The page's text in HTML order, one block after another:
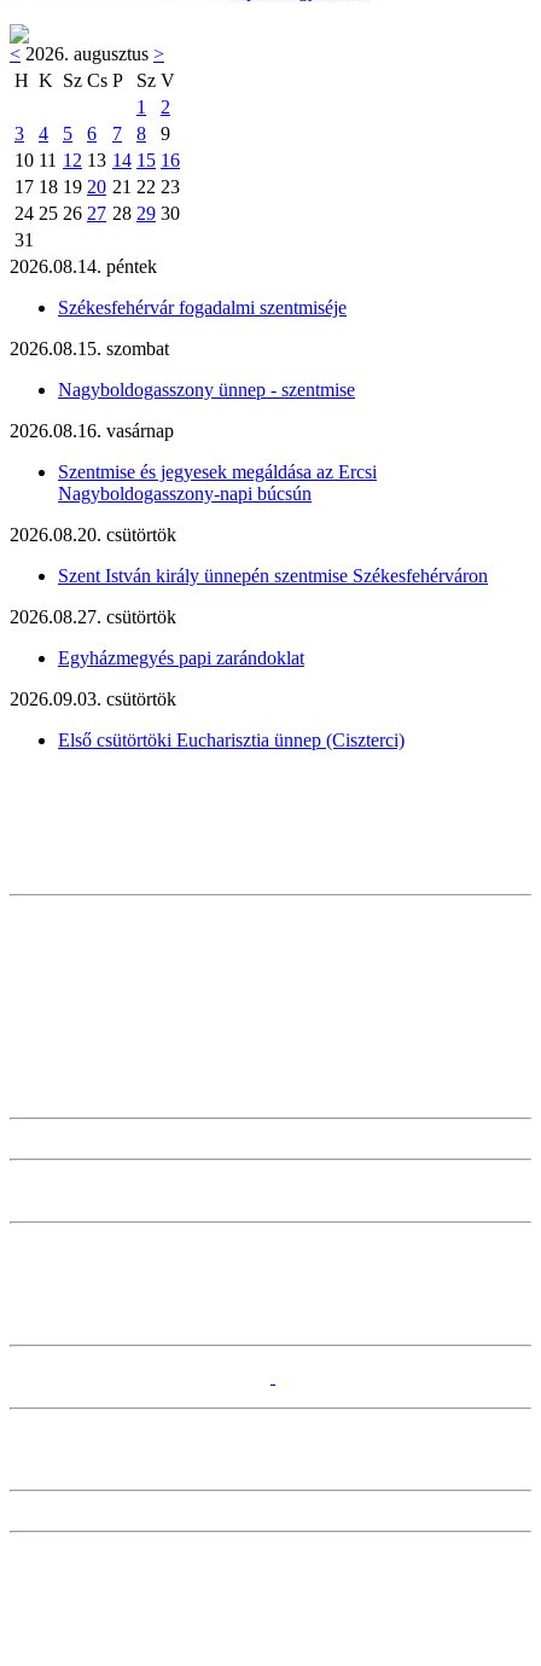
< 2026. augusztus >
H K Sz Cs P Sz V
1
2
3
4 5 6 7 8
9
10 11 12 13 14 15 16
17 18 19 20 21 22 23
24 25 26 27 28 29 30
31
2026.08.14. péntek
Székesfehérvár fogadalmi szentmiséje
2026.08.15. szombat
Nagyboldogasszony ünnep - szentmise
2026.08.16. vasárnap
Szentmise és jegyesek megáldása az Ercsi
Nagyboldogasszony-napi búcsún
2026.08.20. csütörtök
Szent István király ünnepén szentmise Székesfehérváron
2026.08.27. csütörtök
Egyházmegyés papi zarándoklat
2026.09.03. csütörtök
Első csütörtöki Eucharisztia ünnep (Ciszterci)